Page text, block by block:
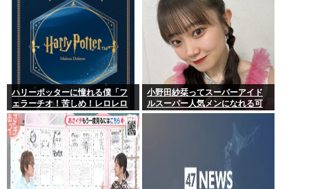
ハリーポッターに憧れる僕「フ
ェラーチオ！苦しめ！レロレロ
レロ」敵「うっ 」
小野田紗栞ってスーパーアイド
ルスーパー人気メンになれる可
能性あったよな？